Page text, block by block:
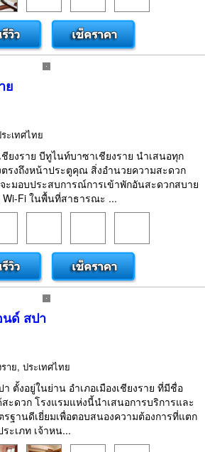
ย
ะเทศไทย
ยงราย บีทูไนท์บาซาเชียงราย นำเสนอทุก
รงถึงหน้าประตูคุณ สิ่งอำนวยความสะดวก
ะมอบประสบการณ์การเข้าพักอันสะดวกสบาย
Fi ในพื้นที่สาธารณะ ...
ด์ สปา
ราย, ประเทศไทย
ตั้งอยู่ในย่าน อำเภอเมืองเชียงราย ที่มีชื่อ
สะดวก โรงแรมแห่งนี้นำเสนอการบริการและ
ฐานดีเยี่ยมเพื่อตอบสนองความต้องการที่แตก
ะเภท เจ้าหน...